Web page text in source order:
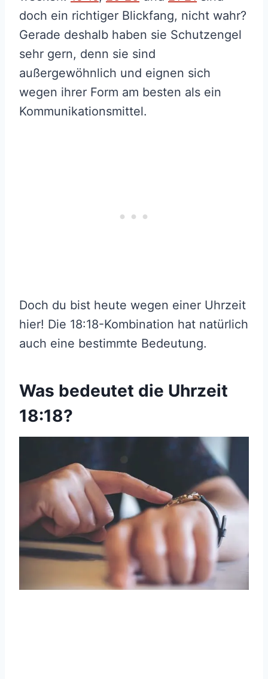
doch ein richtiger Blickfang, nicht wahr?
Gerade deshalb haben sie Schutzengel
sehr gern, denn sie sind
außergewöhnlich und eignen sich
wegen ihrer Form am besten als ein
Kommunikationsmittel.
Doch du bist heute wegen einer Uhrzeit
hier! Die 18:18-Kombination hat natürlich
auch eine bestimmte Bedeutung.
Was bedeutet die Uhrzeit
18:18?